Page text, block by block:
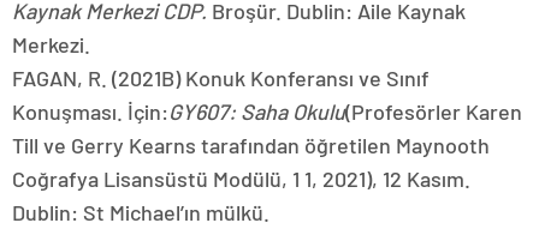
Facebook Page] Şu adresten ulaşılabilir:
https://www.facebook.com/frcsme/
Ocak 2022).
Aile Kaynak Merkezi Inchicore Dublin 8 Kadınlara Karşı
Şiddet (2021). Ve bana söylüyorlar [Video]. Joe ve Tom
Lee tarafından çekildi (25 Kasım). İrlanda: Joe Lee
Studio. YouTube’da iki bölümden mevcuttur: